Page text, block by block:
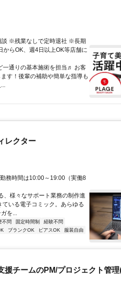
談 ※残業なしで定時退社 ※長期
らOK、週4日以上OK等店舗に
一通りの基本施術を担当♬ お客
す！後輩の補助や簡単な指導も
レクター
務時間は10:00～19:00（実働8
、様々なサポート業務の制作進
いる電子コミック。あらゆる
を...
不問 固定時間制
経験不問
ブランクOK ピアスOK
服装自由
援チームのPM/プロジェクト管